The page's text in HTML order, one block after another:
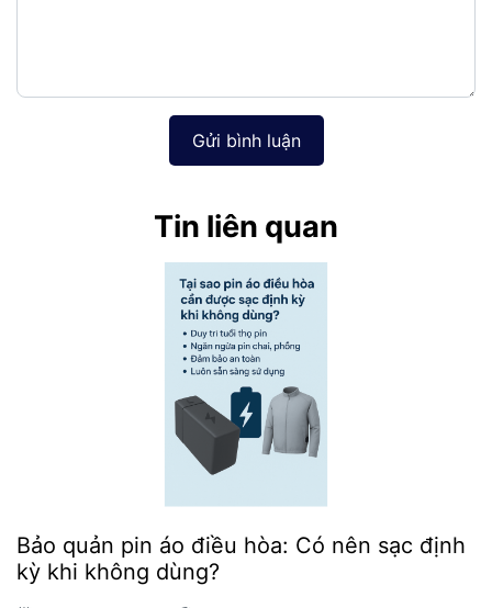
Gửi bình luận
Tin liên quan
Bảo quản pin áo điều hòa: Có nên sạc định
kỳ khi không dùng?